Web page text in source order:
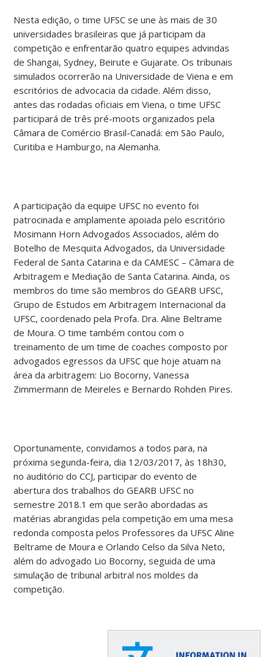
Nesta edição, o time UFSC se une às mais de 30
universidades brasileiras que já participam da
competição e enfrentarão quatro equipes advindas
de Shangai, Sydney, Beirute e Gujarate. Os tribunais
simulados ocorrerão na Universidade de Viena e em
escritórios de advocacia da cidade. Além disso,
antes das rodadas oficiais em Viena, o time UFSC
participará de três pré-moots organizados pela
Câmara de Comércio Brasil-Canadá: em São Paulo,
Curitiba e Hamburgo, na Alemanha.
A participação da equipe UFSC no evento foi
patrocinada e amplamente apoiada pelo escritório
Mosimann Horn Advogados Associados, além do
Botelho de Mesquita Advogados, da Universidade
Federal de Santa Catarina e da CAMESC – Câmara de
Arbitragem e Mediação de Santa Catarina. Ainda, os
membros do time são membros do GEARB UFSC,
Grupo de Estudos em Arbitragem Internacional da
UFSC, coordenado pela Profa. Dra. Aline Beltrame
de Moura. O time também contou com o
treinamento de um time de coaches composto por
advogados egressos da UFSC que hoje atuam na
área da arbitragem: Lio Bocorny, Vanessa
Zimmermann de Meireles e Bernardo Rohden Pires.
Oportunamente, convidamos a todos para, na
próxima segunda-feira, dia 12/03/2017, às 18h30,
no auditório do CCJ, participar do evento de
abertura dos trabalhos do GEARB UFSC no
semestre 2018.1 em que serão abordadas as
matérias abrangidas pela competição em uma mesa
redonda composta pelos Professores da UFSC Aline
Beltrame de Moura e Orlando Celso da Silva Neto,
além do advogado Lio Bocorny, seguida de uma
simulação de tribunal arbitral nos moldes da
competição.